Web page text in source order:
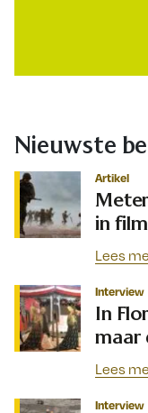
Nieuwste
Artikel
in film
Lees
Interview
In
maar
Lees
Interview